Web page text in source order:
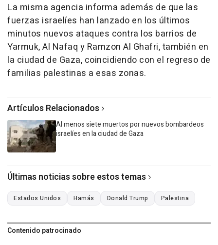
La misma agencia informa además de que las
fuerzas israelíes han lanzado en los últimos
minutos nuevos ataques contra los barrios de
Yarmuk, Al Nafaq y Ramzon Al Ghafri, también en
la ciudad de Gaza, coincidiendo con el regreso de
familias palestinas a esas zonas.
Artículos Relacionados
Al menos siete muertos por nuevos bombardeos
israelíes en la ciudad de Gaza
Últimas noticias sobre estos temas
Estados Unidos Hamás Donald Trump Palestina
Contenido patrocinado